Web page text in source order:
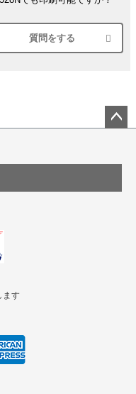
で印刷するときの設定
品はありますか
プはありますか？
た紙はありますか？
質問をする
ップ
ます